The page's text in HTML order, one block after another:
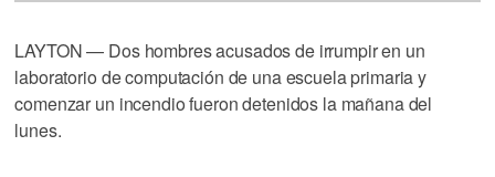
LAYTON — Dos hombres acusados de irrumpir en un
laboratorio de computación de una escuela primaria y
comenzar un incendio fueron detenidos la mañana del
lunes.